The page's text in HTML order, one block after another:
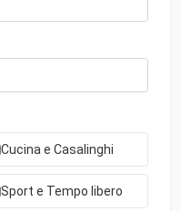
Cucina e Casalinghi
Sport e Tempo libero